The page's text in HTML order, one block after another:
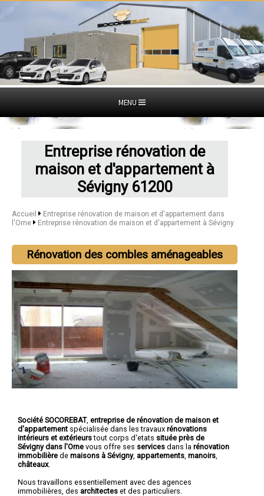
MENU
Entreprise rénovation de
maison et d'appartement à
Sévigny 61200
Accueil
Entreprise rénovation de maison et d'appartement dans
l'Orne
Entreprise rénovation de maison et d'appartement à Sévigny
Rénovation des combles aménageables
Société SOCOREBAT, entreprise de rénovation de maison et
d'appartement spécialisée dans les travaux rénovations
intérieurs et extérieurstout corps d'etats située près de
Sévigny dans l'Orne vous offre ses services dans la rénovation
immobilière de maisons à Sévigny, appartements manoirs
châteaux.
Nous travaillons essentiellement avec des agences
immobilières, des architectes et des particuliers.